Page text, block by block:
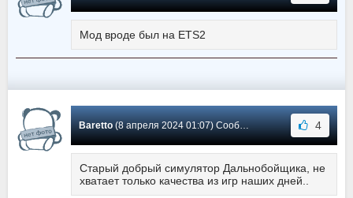
Мод вроде был на ETS2
Baretto(8 апреля 2024 01:07) Сообщение #36 4
Старый добрый симулятор Дальнобойщика, не
хватает только качества из игр наших дней..